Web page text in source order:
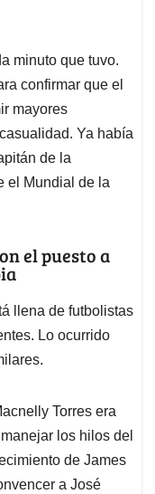
minuto que tuvo.
confirmar que el
mayores
Ya había
de la
el Mundial de la
el puesto a
llena de futbolistas
Lo ocurrido
Torres era
los hilos del
de James
a José